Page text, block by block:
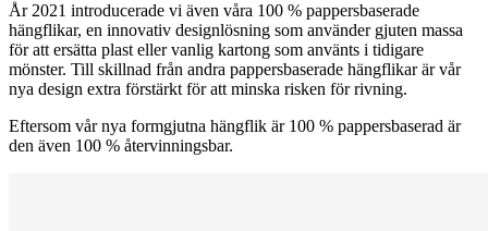
År 2021 introducerade vi även våra 100 % pappersbaserade
hängflikar, en innovativ designlösning som använder gjuten massa
för att ersätta plast eller vanlig kartong som använts i tidigare
mönster. Till skillnad från andra pappersbaserade hängflikar är vår
nya design extra förstärkt för att minska risken för rivning.
Eftersom vår nya formgjutna hängflik är 100 % pappersbaserad är
den även 100 % återvinningsbar.